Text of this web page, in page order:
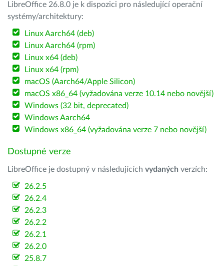
LibreOffice 26.8.0 je k dispozici pro následující operační
systémy/architektury:
Linux Aarch64 (deb)
Linux Aarch64 (rpm)
Linux x64 (deb)
Linux x64 (rpm)
macOS (Aarch64/Apple Silicon)
macOS x86_64 (vyžadována verze 10.14 nebo novější)
Windows (32 bit, deprecated)
Windows Aarch64
Windows x86_64 (vyžadována verze 7 nebo novější)
Dostupné verze
LibreOffice je dostupný v následujících vydaných verzích:
26.2.5
26.2.4
26.2.3
26.2.2
26.2.1
26.2.0
25.8.7